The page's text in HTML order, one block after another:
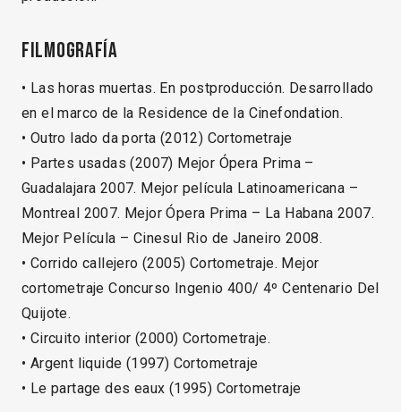
Filmografía
• Las horas muertas. En postproducción. Desarrollado
en el marco de la Residence de la Cinefondation.
• Outro lado da porta (2012) Cortometraje
• Partes usadas (2007) Mejor Ópera Prima –
Guadalajara 2007. Mejor película Latinoamericana –
Montreal 2007. Mejor Ópera Prima – La Habana 2007.
Mejor Película – Cinesul Rio de Janeiro 2008.
• Corrido callejero (2005) Cortometraje. Mejor
cortometraje Concurso Ingenio 400/ 4º Centenario Del
Quijote.
• Circuito interior (2000) Cortometraje.
• Argent liquide (1997) Cortometraje
• Le partage des eaux (1995) Cortometraje